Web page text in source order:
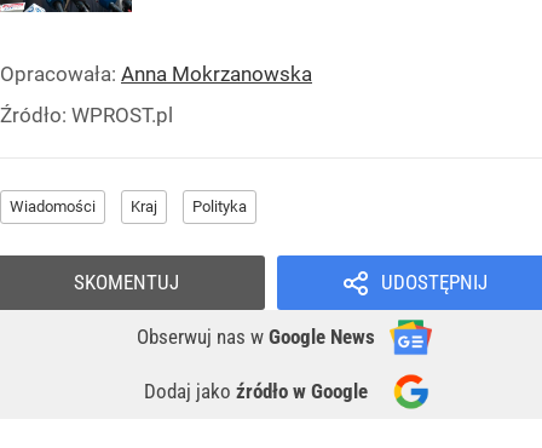
Opracowała: Anna Mokrzanowska
Źródło: WPROST.pl
Wiadomości Kraj Polityka
UDOSTĘPNIJ
Obserwuj nas w Google News
Dodaj jako źródło w Google
SKOMENTUJ